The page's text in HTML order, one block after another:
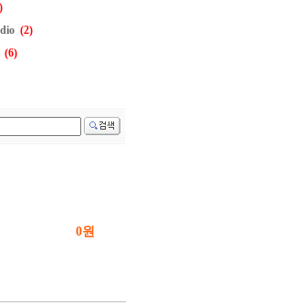
(2)
(6)
0원